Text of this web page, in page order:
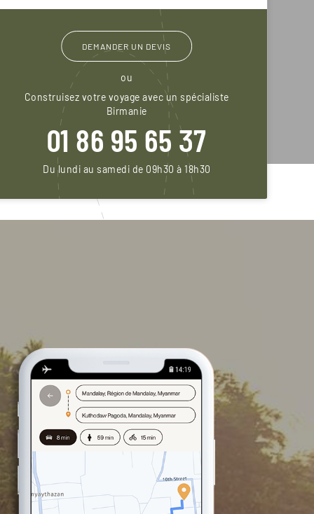
DEMANDER UN DEVIS
ou
Construisez votre voyage avec un spécialiste
Birmanie
01 86 95 65 37
Du lundi au samedi de 09h30 à 18h30